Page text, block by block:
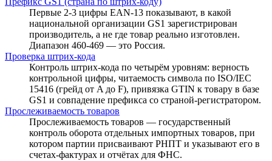
Первые 2-3 цифры EAN-13 показывают, в какой
национальной организации GS1 зарегистрирован
производитель, а не где товар реально изготовлен.
Диапазон 460-469 — это Россия.
Проверка штрих-кода
Контроль штрих-кода по четырём уровням: верность
контрольной цифры, читаемость символа по ISO/IEC
15416 (грейд от A до F), привязка GTIN к товару в базе
GS1 и совпадение префикса со страной-регистратором.
Прослеживаемость товаров
Прослеживаемость товаров — государственный
контроль оборота отдельных импортных товаров, при
котором партии присваивают РНПТ и указывают его в
счетах-фактурах и отчётах для ФНС.